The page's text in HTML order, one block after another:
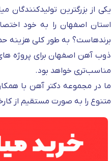
یکی از بزرگترین
استان اصفهان را به خود
برندهاست؟ به طور کلی هزینه
ذوب آهن اصفهان برای پروژه
مناسب‌تری خواهد بود.
ما در مجموعه دکتر آهن با
متنوع را به صورت مستقیم از